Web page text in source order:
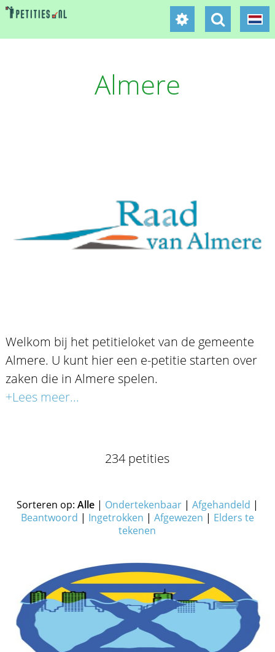
Almere
Welkom bij het petitieloket van de gemeente
Almere. U kunt hier een e-petitie starten over
zaken die in Almere spelen.
+Lees meer...
234 petities
Sorteren op: Alle| Ondertekenbaar| Afgehandeld |
Beantwoord | Ingetrokken | Afgewezen | Elders te
tekenen